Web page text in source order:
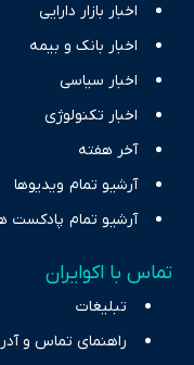
اخبار بازار دارایی
اخبار بانک و بیمه
اخبار سیاسی
اخبار تکنولوژی
آخر هفته
آرشیو تمام ویدیوها
آرشیو تمام پادکست
تماس با اکوایران
تبلیغات
راهنمای تماس و